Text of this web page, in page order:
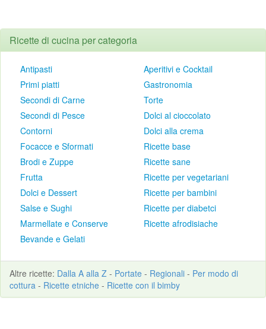
Ricette di cucina per categoria
Antipasti
Primi piatti
Secondi di Carne
Secondi di Pesce
Contorni
Focacce e Sformati
Brodi e Zuppe
Frutta
Dolci e Dessert
Salse e Sughi
Marmellate e Conserve
Bevande e Gelati
Aperitivi e Cocktail
Gastronomia
Torte
Dolci al cioccolato
Dolci alla crema
Ricette base
Ricette sane
Ricette per vegetariani
Ricette per bambini
Ricette per diabetci
Ricette afrodisiache
Altre ricette: Dalla A alla Z - Portate - Regionali - Per modo di
cottura - Ricette etniche - Ricette con il bimby